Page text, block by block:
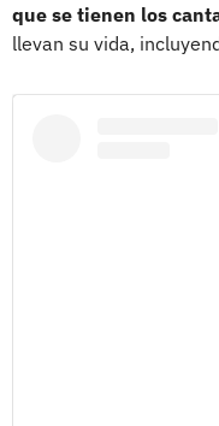
que se tienen los
llevan su vida,